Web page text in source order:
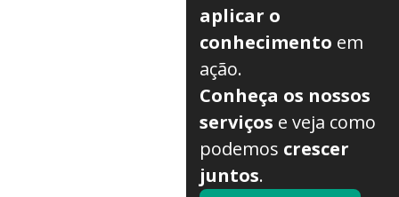
aplicar o
conhecimento em
ação.
Conheça os nossos
serviços e veja como
podemos crescer
juntos.